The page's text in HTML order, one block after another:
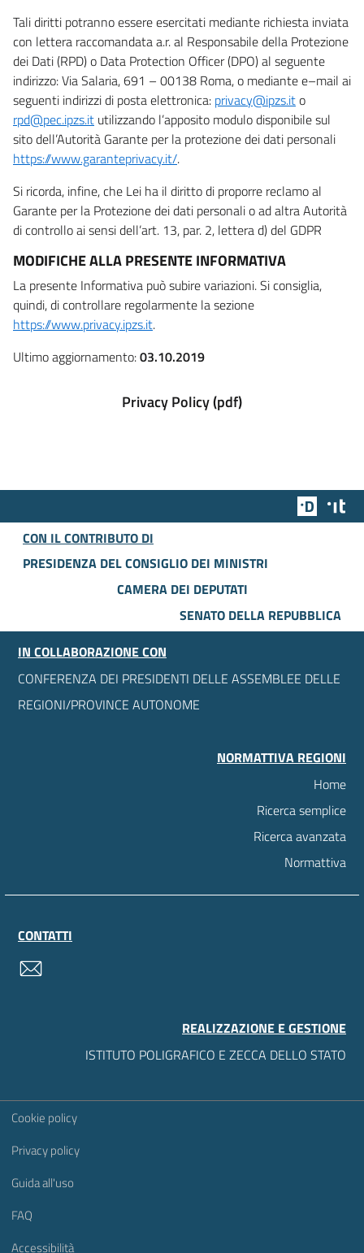
Tali diritti potranno essere esercitati mediante richiesta inviata
con lettera raccomandata a.r. al Responsabile della Protezione
dei Dati (RPD) o Data Protection Officer (DPO) al seguente
indirizzo: Via Salaria, 691 – 00138 Roma, o mediante e–mail ai
seguenti indirizzi di posta elettronica: privacy@ipzs.ito
rpd@pec.ipzs.it utilizzando l’apposito modulo disponibile sul
sito dell’Autorità Garante per la protezione dei dati personali
https://www.garanteprivacy.it/.
Si ricorda, infine, che Lei ha il diritto di proporre reclamo al
Garante per la Protezione dei dati personali o ad altra Autorità
di controllo ai sensi dell’art. 13, par. 2, lettera d) del GDPR
MODIFICHE ALLA PRESENTE INFORMATIVA
La presente Informativa può subire variazioni. Si consiglia,
quindi, di controllare regolarmente la sezione
https://www.privacy.ipzs.it.
Ultimo aggiornamento:03.10.2019
Privacy Policy (pdf)
Team
CON IL CONTRIBUTO DI
PRESIDENZA DEL CONSIGLIO DEI MINISTRI
CAMERA DEI DEPUTATI
SENATO DELLA REPUBBLICA
IN COLLABORAZIONE CON
CONFERENZA DEI PRESIDENTI DELLE ASSEMBLEE DELLE
REGIONI/PROVINCE AUTONOME
NORMATTIVA REGIONI
Home
Ricerca semplice
Ricerca avanzata
Normattiva
CONTATTI
REALIZZAZIONE E GESTIONE
ISTITUTO POLIGRAFICO E ZECCA DELLO STATO
Sezione Link Utili
Cookie policy
Privacy policy
Guida all'uso
FAQ
Accessibilità